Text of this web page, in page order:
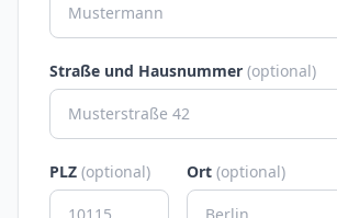
Straße und Hausnummer (optional)
PLZ (optional) Ort (optional)